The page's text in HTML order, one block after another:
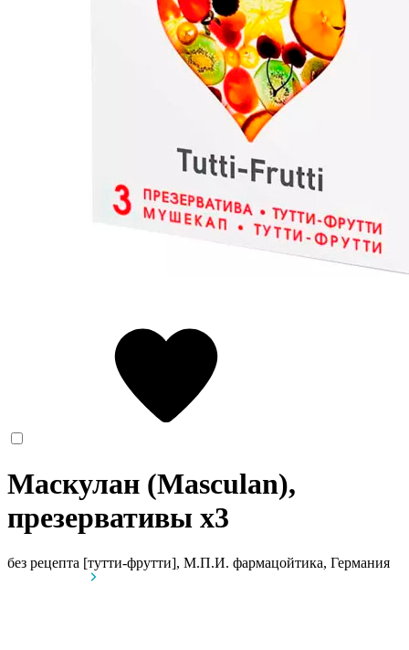
Маскулан (Masculan),
презервативы x3
без рецепта [тутти-фрутти], М.П.И. фармацойтика, Германия